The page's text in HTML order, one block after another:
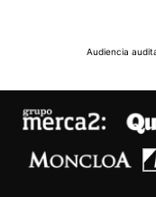
Audiencia